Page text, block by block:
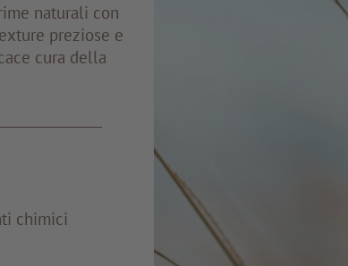
naturali con
preziose e
cura della
chimici